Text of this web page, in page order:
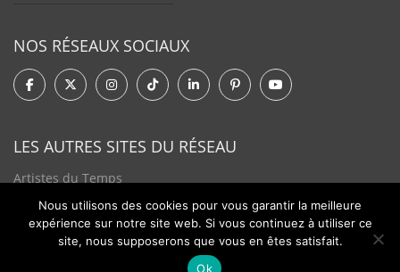
NOS RÉSEAUX SOCIAUX
LES AUTRES SITES DU RÉSEAU
Artistes du Temps
Tendances Plurielles
Nous utilisons des cookies pour vous garantir la meilleure
expérience sur notre site web. Si vous continuez à utiliser ce
site, nous supposerons que vous en êtes satisfait.
Ok